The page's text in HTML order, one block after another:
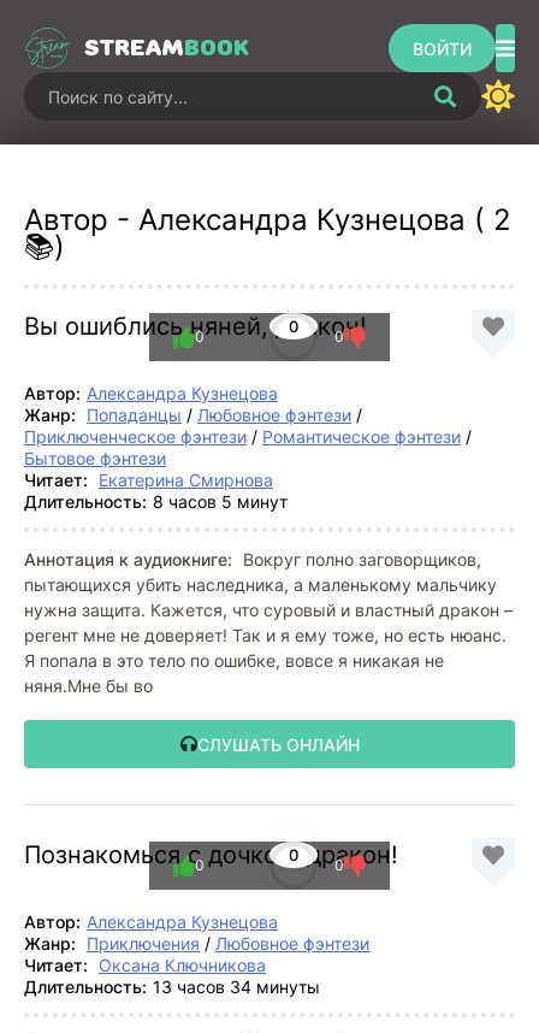
STREAMBOOK ВОЙТИ
Автор - Александра Кузнецова ( 2
📚)
Вы ошиблись няней, дракон!
0
0 0
Автор: Александра Кузнецова
Жанр:
Попаданцы / Любовное фэнтези /
Приключенческое фэнтези / Романтическое фэнтези /
Бытовое фэнтези
Читает:
Екатерина Смирнова
Длительность: 8 часов 5 минут
Аннотация к аудиокниге:
Вокруг полно заговорщиков,
пытающихся убить наследника, а маленькому мальчику
нужна защита. Кажется, что суровый и властный дракон –
регент мне не доверяет! Так и я ему тоже, но есть нюанс.
Я попала в это тело по ошибке, вовсе я никакая не
няня.Мне бы во
СЛУШАТЬ ОНЛАЙН
Познакомься с дочкой, дракон!
0
0 0
Автор: Александра Кузнецова
Жанр:
Приключения / Любовное фэнтези
Читает: Оксана Ключникова
Длительность: 13 часов 34 минуты